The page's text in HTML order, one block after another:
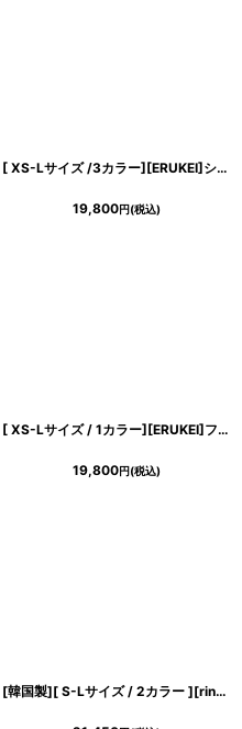
[ XS-Lサイズ /3カラー][ERUKEI]シャイニーサテン・シワ加工・ネックビジュー・シンプル・ノースリーブ・フレア・Aライン・ミニドレス・ワンピース[送料無料]
19,800円(税込)
[ XS-Lサイズ / 1カラー][ERUKEI]フリルスリーブ・ドット・シフォン・パイピング・切替・Aライン・フレア・ミニドレス・ワンピース[送料無料]
19,800円(税込)
[韓国製][ S-Lサイズ / 2カラー ][rinfarre]ツイード・ミックスツイード・ベアトップ・ミニ丈・タイトミニ・ドレス[黒木麗奈ちゃん着用][送料無料]